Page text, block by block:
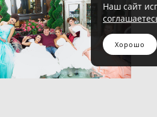
Наш сайт
Хорошо